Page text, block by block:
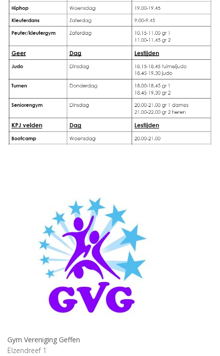
Gym Vereniging Geffen
Elzendreef 1